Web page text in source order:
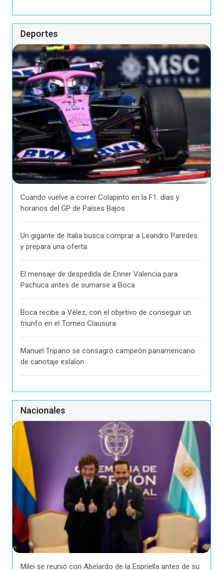
Deportes
Cuando vuelve a correr Colapinto en la F1: días y
horarios del GP de Países Bajos
Un gigante de Italia busca comprar a Leandro Paredes
y prepara una oferta
El mensaje de despedida de Enner Valencia para
Pachuca antes de sumarse a Boca
Boca recibe a Vélez, con el objetivo de conseguir un
triunfo en el Torneo Clausura
Manuel Tripano se consagró campeón panamericano
de canotaje eslalon
Nacionales
Milei se reunió con Abelardo de la Espriella antes de su